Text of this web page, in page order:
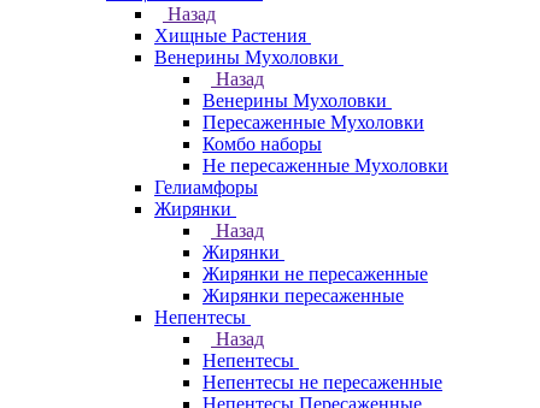
Назад
Хищные Растения
Венерины Мухоловки
Назад
Венерины Мухоловки
Пересаженные Мухоловки
Комбо наборы
Не пересаженные Мухоловки
Гелиамфоры
Жирянки
Назад
Жирянки
Жирянки не пересаженные
Жирянки пересаженные
Непентесы
Назад
Непентесы
Непентесы не пересаженные
Непентесы Пересаженные